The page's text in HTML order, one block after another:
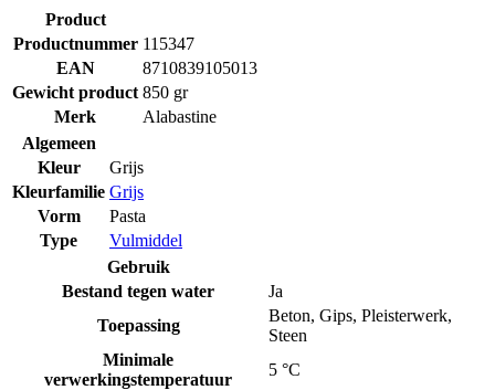
Product
Productnummer 115347
EAN
8710839105013
Gewicht product 850 gr
Merk
Alabastine
Algemeen
Kleur
Grijs
Kleurfamilie Grijs
Vorm
Pasta
Type
Vulmiddel
Gebruik
Bestand tegen water
Ja
Toepassing
Beton, Gips, Pleisterwerk,
Steen
Minimale
verwerkingstemperatuur
5 °C